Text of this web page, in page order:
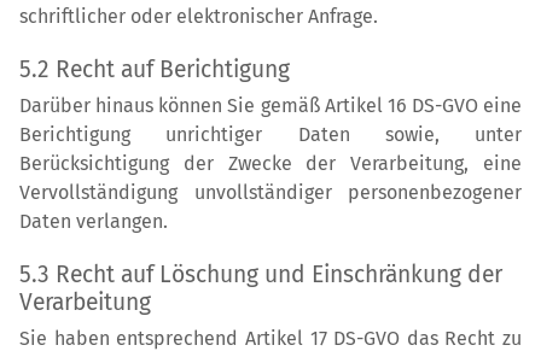
schriftlicher oder elektronischer Anfrage.
5.2 Recht auf Berichtigung
Darüber hinaus können Sie gemäß Artikel 16 DS-GVO eine
Berichtigung unrichtiger Daten sowie, unter
Berücksichtigung der Zwecke der Verarbeitung, eine
Vervollständigung unvollständiger personenbezogener
Daten verlangen.
5.3 Recht auf Löschung und Einschränkung der
Verarbeitung
Sie haben entsprechend Artikel 17 DS-GVO das Recht zu